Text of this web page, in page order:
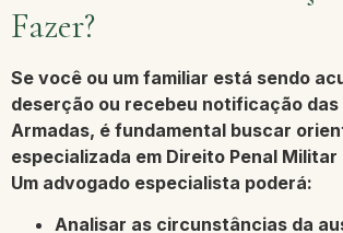
Fazer?
Se você ou um familiar está sendo
deserção ou recebeu notificação das
Armadas, é fundamental buscar
especializada em Direito Penal Militar
Um advogado especialista poderá:
Analisar as circunstâncias da